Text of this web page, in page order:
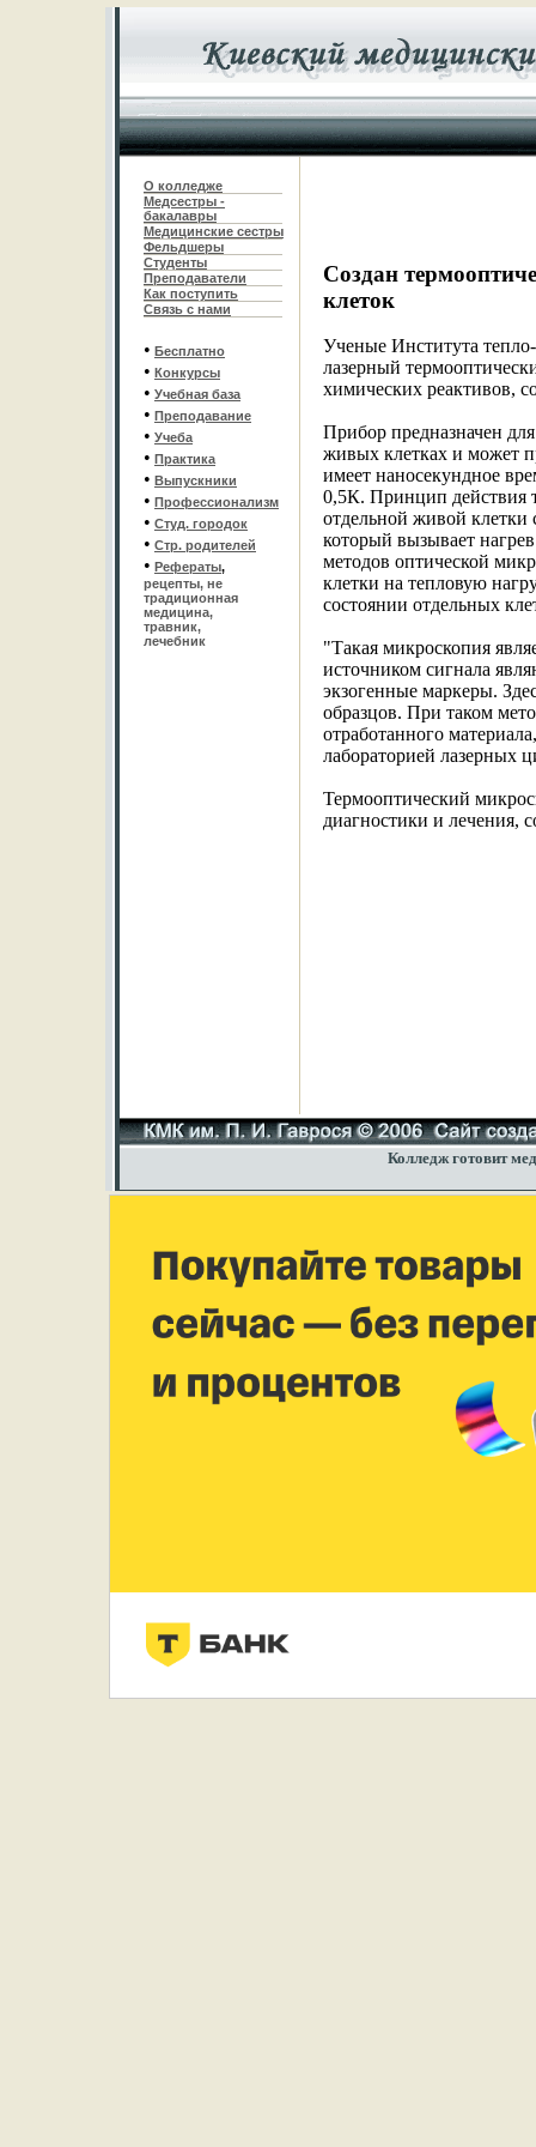
О колледже
Медсестры -
бакалавры
Медицинские сестры
Фельдшеры
Студенты
Преподаватели
Как поступить
Связь с нами
• Бесплатно
• Конкурсы
• Учебная база
• Преподавание
• Учеба
• Практика
• Выпускники
• Профессионализм
• Студ. городок
• Стр. родителей
• Рефераты,
рецепты, не
традиционная
медицина,
травник,
лечебник
Cоздан
клеток
Ученые Института
лазерный
химических реактивов,
Прибор предназначен
живых клетках и может
имеет наносекундное
0,5К. Принцип действия
отдельной живой
который вызывает
методов оптической
клетки на тепловую
состоянии отдельных
"Такая микроскопия
источником сигнала
экзогенные маркеры.
образцов. При таком
отработанного
лабораторией лазерных
Термооптический
диагностики и лечения,
Колледж готовит